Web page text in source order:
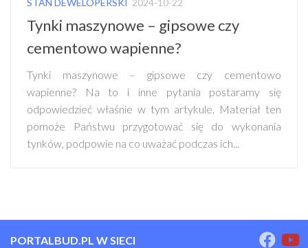
STAN DEWELOPERSKI 2024-10-22
Tynki maszynowe – gipsowe czy
cementowo wapienne?
Tynki maszynowe – gipsowe czy cementowo
wapienne? Na to i inne pytania postaramy się
odpowiedzieć właśnie w tym artykule. Materiał ten
pomoże Państwu przygotować się do wykonania
tynków, podpowie na co uważać podczas ich...
PORTALBUD.PL W SIECI